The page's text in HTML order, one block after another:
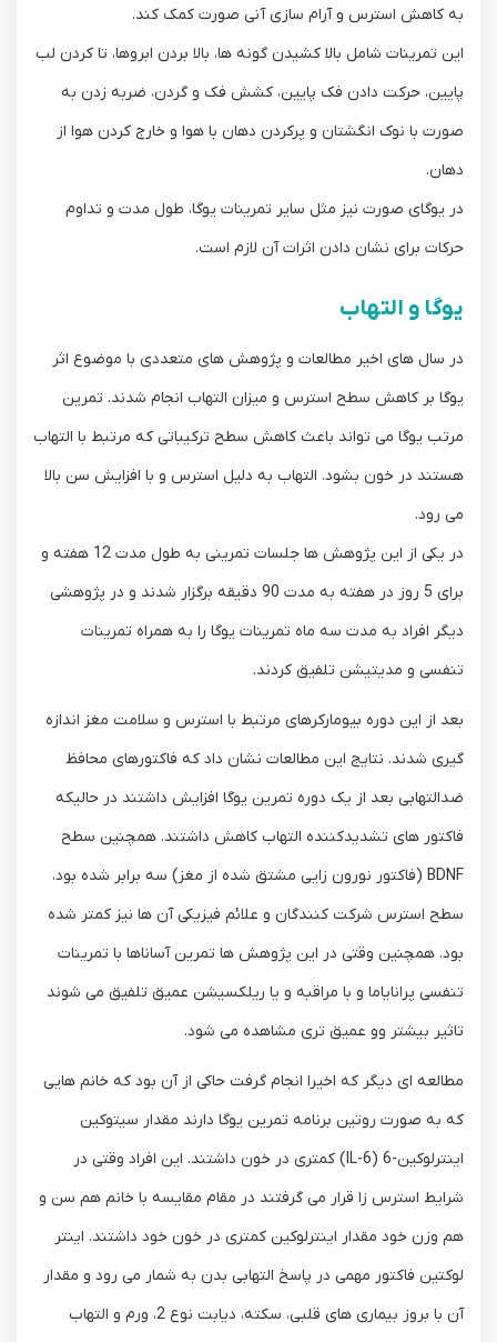
به کاهش استرس و آرام سازی آنی صورت کمک کند.
این تمرینات شامل بالا کشیدن گونه ها، بالا بردن ابروها، تا کردن لب
پایین، حرکت دادن فک پایین، کشش فک و گردن، ضربه زدن به
صورت با نوک انگشتان و پرکردن دهان با هوا و خارج کردن هوا از
دهان.
در یوگای صورت نیز مثل سایر تمرینات یوگا، طول مدت و تداوم
حرکات برای نشان دادن اثرات آن لازم است.
یوگا و التهاب
در سال های اخیر مطالعات و پژوهش های متعددی با موضوع اثر
یوگا بر کاهش سطح استرس و میزان التهاب انجام شدند. تمرین
مرتب یوگا می تواند باعث کاهش سطح ترکیباتی که مرتبط با التهاب
هستند در خون بشود. التهاب به دلیل استرس و با افزایش سن بالا
می رود.
در یکی از این پژوهش ها جلسات تمرینی به طول مدت 12 هفته و
برای 5 روز در هفته به مدت 90 دقیقه برگزار شدند و در پژوهشی
دیگر افراد به مدت سه ماه تمرینات یوگا را به همراه تمرینات
تنفسی و مدیتیشن تلفیق کردند.
بعد از این دوره بیومارکرهای مرتبط با استرس و سلامت مغز اندازه
گیری شدند. نتایج این مطالعات نشان داد که فاکتورهای محافظ
ضدالتهابی بعد از یک دوره تمرین یوگا افزایش داشتند در حالیکه
فاکتور های تشدیدکننده التهاب کاهش داشتند. همچنین سطح
BDNF (فاکتور نورون زایی مشتق شده از مغز) سه برابر شده بود،
سطح استرس شرکت کنندگان و علائم فیزیکی آن ها نیز کمتر شده
بود. همچنین وقتی در این پژوهش ها تمرین آساناها با تمرینات
تنفسی پرانایاما و با مراقبه و یا ریلکسیشن عمیق تلفیق می شوند
تاثیر بیشتر وو عمیق تری مشاهده می شود.
مطالعه ای دیگر که اخیرا انجام گرفت حاکی از آن بود که خانم هایی
که به صورت روتین برنامه تمرین یوگا دارند مقدار سیتوکین
اینترلوکین-6 (IL-6) کمتری در خون داشتند. این افراد وقتی در
شرایط استرس زا قرار می گرفتند در مقام مقایسه با خانم هم سن و
هم وزن خود مقدار اینترلوکین کمتری در خون خود داشتند. اینتر
لوکتین فاکتور مهمی در پاسخ التهابی بدن به شمار می رود و مقدار
آن با بروز بیماری های قلبی، سکته، دیابت نوع 2، ورم و التهاب